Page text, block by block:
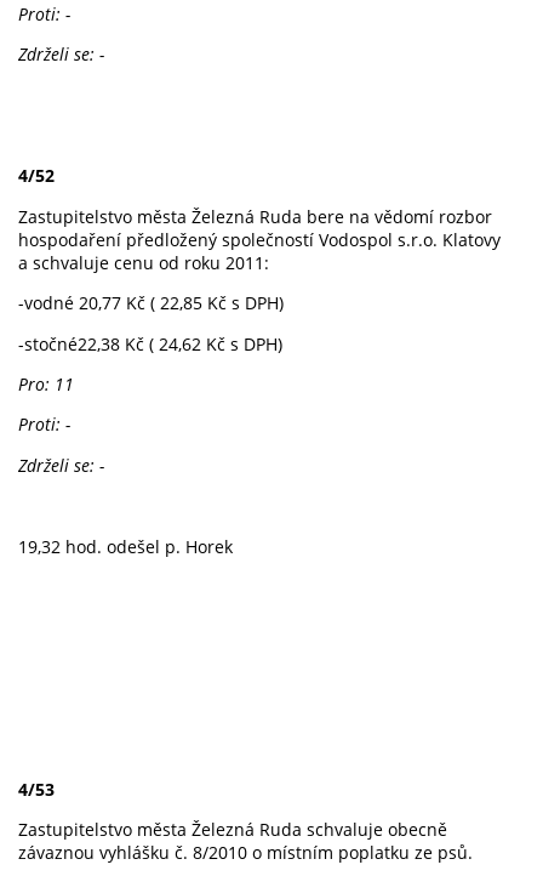
Proti: -
Zdrželi se: -
4/52
Zastupitelstvo města Železná Ruda bere na vědomí rozbor
hospodaření předložený společností Vodospol s.r.o. Klatovy
a schvaluje cenu od roku 2011:
-vodné 20,77 Kč ( 22,85 Kč s DPH)
-stočné22,38 Kč ( 24,62 Kč s DPH)
Pro: 11
Proti: -
Zdrželi se: -
19,32 hod. odešel p. Horek
4/53
Zastupitelstvo města Železná Ruda schvaluje obecně
závaznou vyhlášku č. 8/2010 o místním poplatku ze psů.